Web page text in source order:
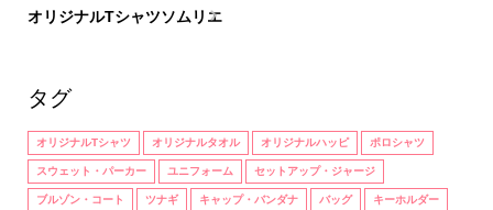
オリジナルTシャツソムリエ
タグ
オリジナルTシャツ オリジナルタオル オリジナルハッピ ポロシャツ
スウェット・パーカー ユニフォーム セットアップ・ジャージ
ブルゾン・コート ツナギ キャップ・バンダナ バッグ キーホルダー